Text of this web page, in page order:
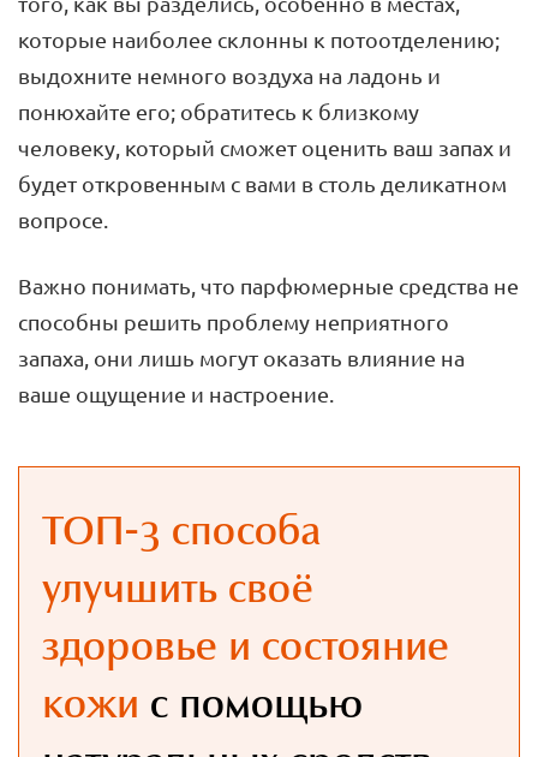
которые наиболее склонны к потоотделению;
выдохните немного воздуха на ладонь и
понюхайте его; обратитесь к близкому
человеку, который сможет оценить ваш запах и
будет откровенным с вами в столь деликатном
вопросе.
Важно понимать, что парфюмерные средства не
способны решить проблему неприятного
запаха, они лишь могут оказать влияние на
ваше ощущение и настроение.
ТОП-3 способа
улучшить своё
здоровье и состояние
кожи с помощью